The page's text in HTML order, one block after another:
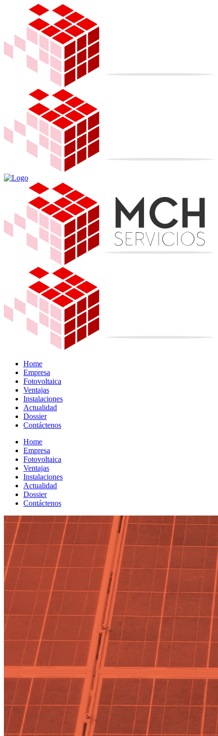
Home
Empresa
Fotovoltaica
Ventajas
Instalaciones
Actualidad
Dossier
Contáctenos
Home
Empresa
Fotovoltaica
Ventajas
Instalaciones
Actualidad
Dossier
Contáctenos